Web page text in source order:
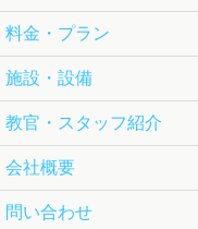
料金・プラン
施設・設備
教官・スタッフ紹介
会社概要
問い合わせ